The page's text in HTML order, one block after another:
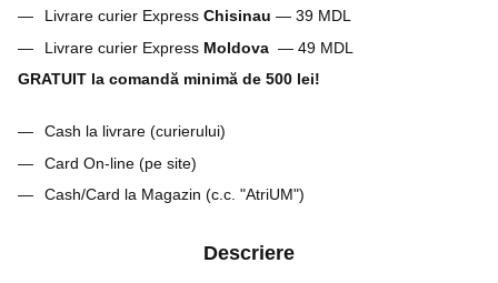
Livrare curier Express Chisinau — 39 MDL
Livrare curier Express Moldova — 49 MDL
GRATUIT la comandă minimă de 500 lei!
Cash la livrare (curierului)
Card On-line (pe site)
Cash/Card la Magazin (c.c. "AtriUM")
Descriere